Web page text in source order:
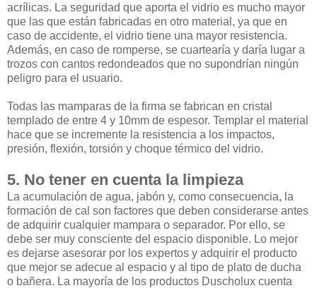
acrílicas. La seguridad que aporta el vidrio es mucho mayor
que las que están fabricadas en otro material, ya que en
caso de accidente, el vidrio tiene una mayor resistencia.
Además, en caso de romperse, se cuartearía y daría lugar a
trozos con cantos redondeados que no supondrían ningún
peligro para el usuario.
Todas las mamparas de la firma se fabrican en cristal
templado de entre 4 y 10mm de espesor. Templar el material
hace que se incremente la resistencia a los impactos,
presión, flexión, torsión y choque térmico del vidrio.
5. No tener en cuenta la limpieza
La acumulación de agua, jabón y, como consecuencia, la
formación de cal son factores que deben considerarse antes
de adquirir cualquier mampara o separador. Por ello, se
debe ser muy consciente del espacio disponible. Lo mejor
es dejarse asesorar por los expertos y adquirir el producto
que mejor se adecue al espacio y al tipo de plato de ducha
o bañera. La mayoría de los productos Duscholux cuenta